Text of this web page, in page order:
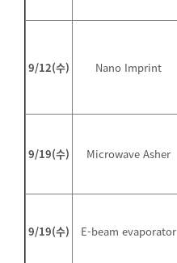
9/12(수) Nano Imprint
9/19(수) Microwave Asher
9/19(수) E-beam evaporator